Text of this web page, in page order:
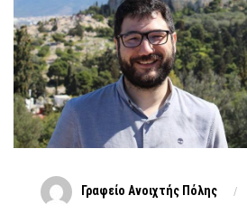
Γραφείο Ανοιχτής Πόλης